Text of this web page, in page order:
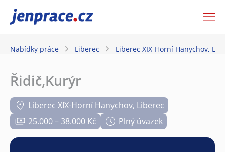
JenPráce.cz
Nabídky práce Liberec Liberec XIX-Horní Hanychov,
Řidič,Kurýr
Liberec XIX-Horní Hanychov, Liberec
25.000 – 38.000 Kč
Plný úvazek